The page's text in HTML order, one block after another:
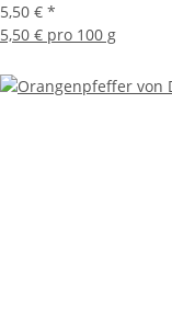
5,50 € *
5,50 € pro 100 g